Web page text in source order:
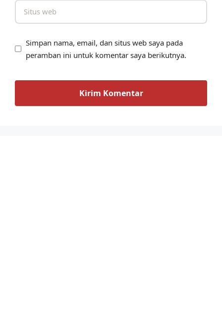
Simpan nama, email, dan situs web saya pada
peramban ini untuk komentar saya berikutnya.